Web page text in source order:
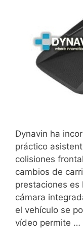
Dynavin ha
práctico
colisiones
cambios de
prestaciones es
cámara
el vehículo se
vídeo permite …